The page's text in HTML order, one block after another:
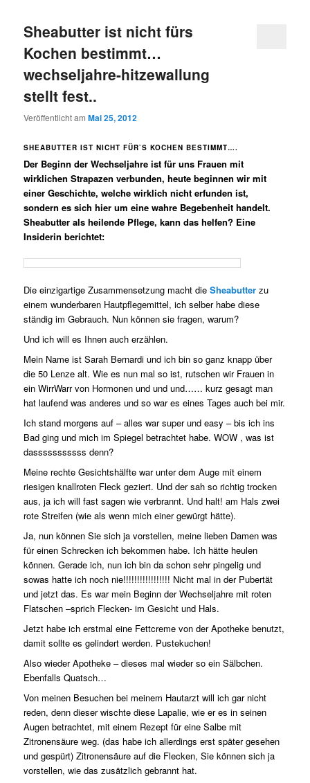
Sheabutter ist nicht fürs
Kochen bestimmt…
wechseljahre-hitzewallung
stellt fest..
Veröffentlicht amMai 25, 2012
SHEABUTTER IST NICHT FÜR`S KOCHEN BESTIMMT….
Der Beginn der Wechseljahre ist für uns Frauen mit
wirklichen Strapazen verbunden, heute beginnen wir mit
einer Geschichte, welche wirklich nicht erfunden ist,
sondern es sich hier um eine wahre Begebenheit handelt.
Sheabutter als heilende Pflege, kann das helfen? Eine
Insiderin berichtet:
Die einzigartige Zusammensetzung macht dieSheabutterzu
einem wunderbaren Hautpflegemittel, ich selber habe diese
ständig im Gebrauch. Nun können sie fragen, warum?
Und ich will es Ihnen auch erzählen.
Mein Name ist Sarah Bernardi und ich bin so ganz knapp über
die 50 Lenze alt. Wie es nun mal so ist, rutschen wir Frauen in
ein WirrWarr von Hormonen und und und…… kurz gesagt man
hat laufend was anderes und so war es eines Tages auch bei mir.
Ich stand morgens auf – alles war super und easy – bis ich ins
Bad ging und mich im Spiegel betrachtet habe. WOW , was ist
dasssssssssss denn?
Meine rechte Gesichtshälfte war unter dem Auge mit einem
riesigen knallroten Fleck geziert. Und der sah so richtig trocken
aus, ja ich will fast sagen wie verbrannt. Und halt! am Hals zwei
rote Streifen (wie als wenn mich einer gewürgt hätte).
Ja, nun können Sie sich ja vorstellen, meine lieben Damen was
für einen Schrecken ich bekommen habe. Ich hätte heulen
können. Gerade ich, nun ich bin da schon sehr pingelig und
sowas hatte ich noch nie!!!!!!!!!!!!!!!!! Nicht mal in der Pubertät
und jetzt das. Es war mein Beginn der Wechseljahre mit roten
Flatschen –sprich Flecken- im Gesicht und Hals.
Jetzt habe ich erstmal eine Fettcreme von der Apotheke benutzt,
damit sollte es gelindert werden. Pustekuchen!
Also wieder Apotheke – dieses mal wieder so ein Sälbchen.
Ebenfalls Quatsch…
Von meinen Besuchen bei meinem Hautarzt will ich gar nicht
reden, denn dieser wischte diese Lapalie, wie er es in seinen
Augen betrachtet, mit einem Rezept für eine Salbe mit
Zitronensäure weg. (das habe ich allerdings erst später gesehen
und gespürt) Zitronensäure auf die Flecken, Sie können sich ja
vorstellen, wie das zusätzlich gebrannt hat.